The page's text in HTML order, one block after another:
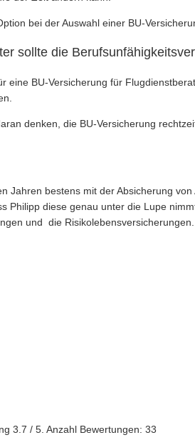
bei der Auswahl einer BU-
sollte die
eine BU-Versicherung für
denken, die BU-Versicherung
Jahren bestens mit der Absicherung
Philipp diese genau unter die Lupe
und die Risikolebensversicherungen.
3.7 / 5. Anzahl Bewertungen: 33